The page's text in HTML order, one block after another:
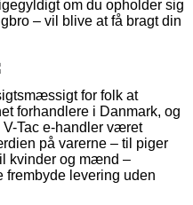
om du opholder sig
– vil blive at få bragt din
for folk at
forhandlere i Danmark, og
Tac e-handler været
på varerne – til piger
kvinder og mænd –
frembyde levering uden